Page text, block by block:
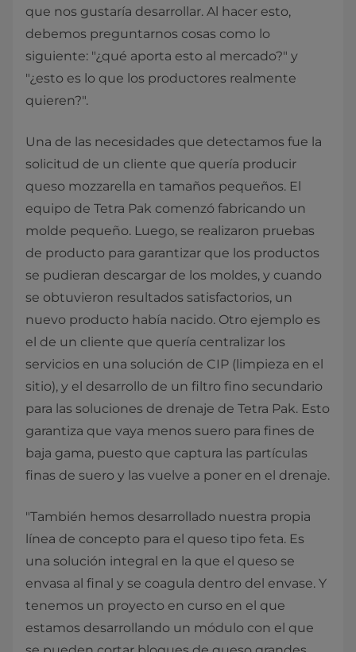
que nos gustaría desarrollar. Al hacer esto,
debemos preguntarnos cosas como lo
siguiente: "¿qué aporta esto al mercado?" y
"¿esto es lo que los productores realmente
quieren?".
Una de las necesidades que detectamos fue la
solicitud de un cliente que quería producir
queso mozzarella en tamaños pequeños. El
equipo de Tetra Pak comenzó fabricando un
molde pequeño. Luego, se realizaron pruebas
de producto para garantizar que los productos
se pudieran descargar de los moldes, y cuando
se obtuvieron resultados satisfactorios, un
nuevo producto había nacido. Otro ejemplo es
el de un cliente que quería centralizar los
servicios en una solución de CIP (limpieza en el
sitio), y el desarrollo de un filtro fino secundario
para las soluciones de drenaje de Tetra Pak. Esto
garantiza que vaya menos suero para fines de
baja gama, puesto que captura las partículas
finas de suero y las vuelve a poner en el drenaje.
"También hemos desarrollado nuestra propia
línea de concepto para el queso tipo feta. Es
una solución integral en la que el queso se
envasa al final y se coagula dentro del envase. Y
tenemos un proyecto en curso en el que
estamos desarrollando un módulo con el que